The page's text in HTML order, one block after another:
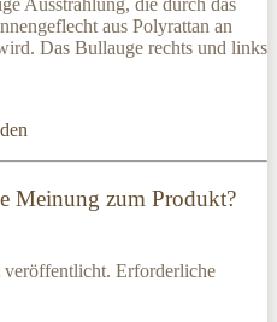
aus Polyrattan an
Das Bullauge rechts und links
Meinung zum Produkt?
Erforderliche